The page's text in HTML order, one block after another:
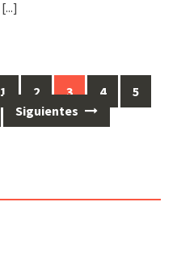
[...]
1 2 3 4
5
Siguientes